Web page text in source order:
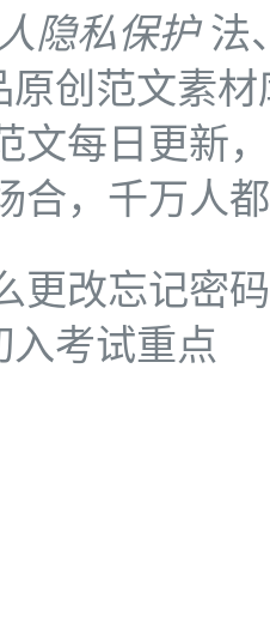
隐私保护法
原创范文素
文每日更新
合，千万人
更改忘记密
考试重点